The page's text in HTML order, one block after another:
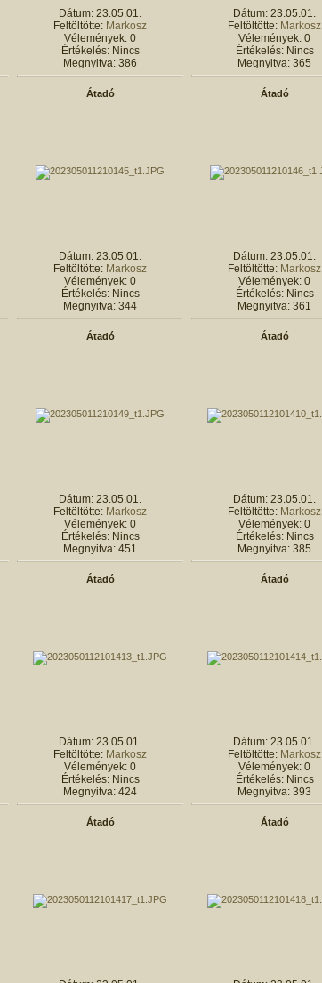
Dátum: 23.05.01.
Feltöltötte: Markosz
Vélemények: 0
Értékelés: Nincs
Megnyitva: 386
Dátum: 23.05.01.
Feltöltötte: Markosz
Vélemények: 0
Értékelés: Nincs
Megnyitva: 365
Átadó
Dátum: 23.05.01.
Feltöltötte: Markosz
Vélemények: 0
Értékelés: Nincs
Megnyitva: 344
Átadó
Dátum: 23.05.01.
Feltöltötte: Markosz
Vélemények: 0
Értékelés: Nincs
Megnyitva: 361
Átadó
Dátum: 23.05.01.
Feltöltötte: Markosz
Vélemények: 0
Értékelés: Nincs
Megnyitva: 451
Átadó
Dátum: 23.05.01.
Feltöltötte: Markosz
Vélemények: 0
Értékelés: Nincs
Megnyitva: 385
Átadó
Dátum: 23.05.01.
Feltöltötte: Markosz
Vélemények: 0
Értékelés: Nincs
Megnyitva: 424
Átadó
Dátum: 23.05.01.
Feltöltötte: Markosz
Vélemények: 0
Értékelés: Nincs
Megnyitva: 393
Átadó Átadó